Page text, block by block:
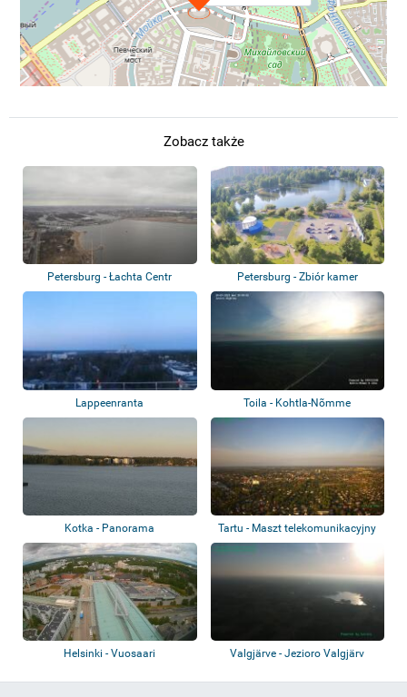
Zobacz także
Petersburg - Łachta Centr Petersburg - Zbiór kamer
Lappeenranta Toila - Kohtla-Nõmme
Kotka - Panorama Tartu - Maszt telekomunikacyjny
Helsinki - Vuosaari Valgjärve - Jezioro Valgjärv